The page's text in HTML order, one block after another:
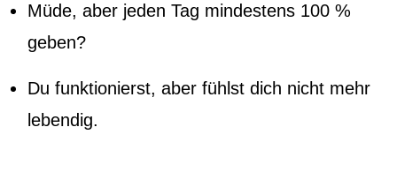
Müde, aber jeden Tag mindestens 100 %
geben?
Du funktionierst, aber fühlst dich nicht mehr
lebendig.